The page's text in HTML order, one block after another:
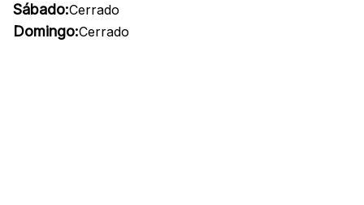
Sábado:Cerrado
Domingo:Cerrado